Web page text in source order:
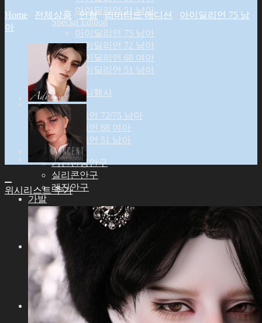
아이딜리언 51 남아
Special Edition
아이딜리언 75 남아
아이딜리언 72 남아
아이딜리언 68 여아
아이딜리언 51 남아
Event
전시행사
파츠
아이딜리언 72/75 남아
아이딜리언 68 여아
아이딜리언 51 남아
기간한정안구
실리콘안구
레진안구
가발
9-10인치 (ID72/75M)
8-9인치 (ID68F)
6-7인치 (ID51M)
의상
아이딜리언 75 남아
아이딜리언 72 남아
아이딜리언 68 여아
아이딜리언 51 남아
신발
아이딜리언 72/75 남아
Home 전체상품 / 인형 / 리미티드 에디션
아이딜리언 75 남
아
위시리스트 추가